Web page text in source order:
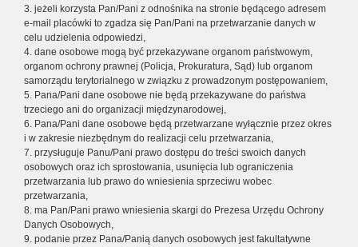
3. jeżeli korzysta Pan/Pani z odnośnika na stronie będącego adresem
e-mail placówki to zgadza się Pan/Pani na przetwarzanie danych w
celu udzielenia odpowiedzi,
4. dane osobowe mogą być przekazywane organom państwowym,
organom ochrony prawnej (Policja, Prokuratura, Sąd) lub organom
samorządu terytorialnego w związku z prowadzonym postępowaniem,
5. Pana/Pani dane osobowe nie będą przekazywane do państwa
trzeciego ani do organizacji międzynarodowej,
6. Pana/Pani dane osobowe będą przetwarzane wyłącznie przez okres
i w zakresie niezbędnym do realizacji celu przetwarzania,
7. przysługuje Panu/Pani prawo dostępu do treści swoich danych
osobowych oraz ich sprostowania, usunięcia lub ograniczenia
przetwarzania lub prawo do wniesienia sprzeciwu wobec
przetwarzania,
8. ma Pan/Pani prawo wniesienia skargi do Prezesa Urzędu Ochrony
Danych Osobowych,
9. podanie przez Pana/Panią danych osobowych jest fakultatywne